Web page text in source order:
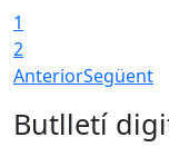
1
2
AnteriorSegüent
Butlletí